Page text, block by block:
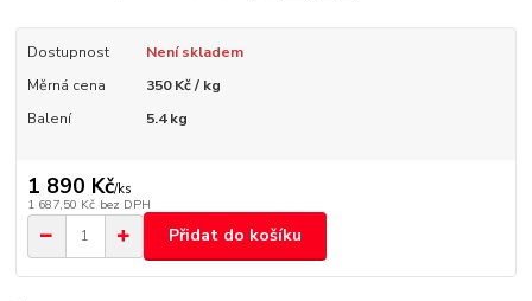
Dostupnost
Není skladem
Měrná cena
350 Kč / kg
Balení
5.4 kg
1 890 Kč/ks
1 687,50 Kč bez DPH
Přidat do košíku